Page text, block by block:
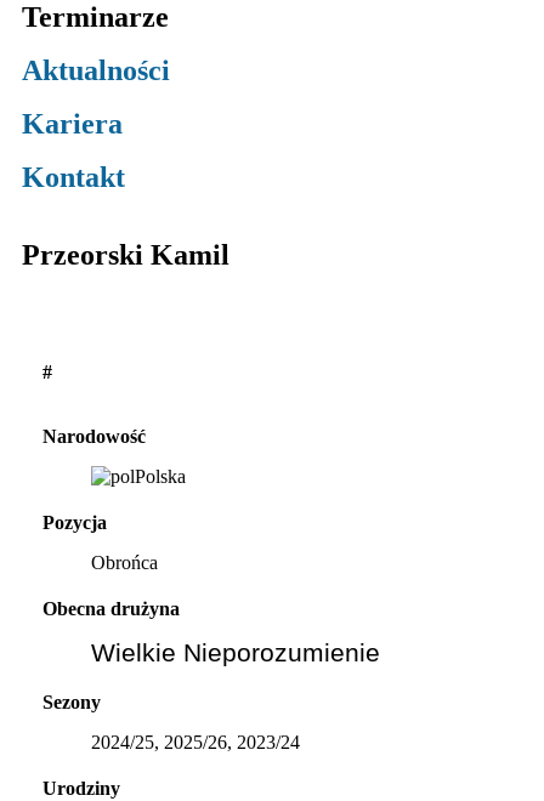
Terminarze
Aktualności
Kariera
Kontakt
Przeorski Kamil
#
Narodowość
Polska
Pozycja
Obrońca
Obecna drużyna
Wielkie Nieporozumienie
Sezony
2024/25, 2025/26, 2023/24
Urodziny